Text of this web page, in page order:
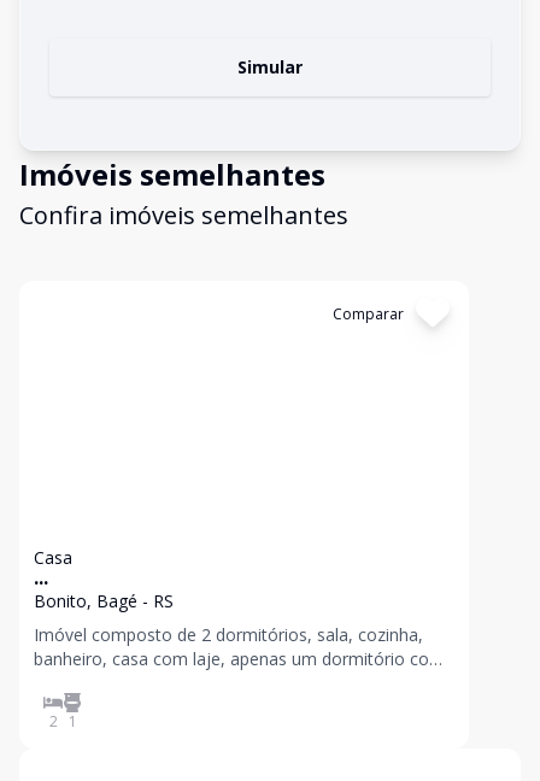
Simular
Imóveis semelhantes
Confira imóveis semelhantes
Comparar
Casa
...
Bonito, Bagé - RS
Imóvel composto de 2 dormitórios, sala, cozinha,
banheiro, casa com laje, apenas um dormitório com
2 1